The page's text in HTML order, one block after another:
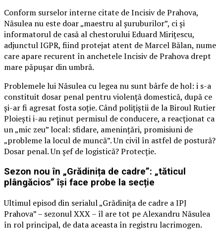
Conform surselor interne citate de Incisiv de Prahova,
Năsulea nu este doar „maestru al șuruburilor”, ci și
informatorul de casă al chestorului Eduard Mirițescu,
adjunctul IGPR, fiind protejat atent de Marcel Bălan, nume
care apare recurent în anchetele Incisiv de Prahova drept
mare păpușar din umbră.
Problemele lui Năsulea cu legea nu sunt bârfe de hol: i s-a
constituit dosar penal pentru violență domestică, după ce
și-ar fi agresat fosta soție. Când polițiștii de la Biroul Rutier
Ploiești i-au reținut permisul de conducere, a reacționat ca
un „mic zeu” local: sfidare, amenințări, promisiuni de
„probleme la locul de muncă”. Un civil în astfel de postură?
Dosar penal. Un șef de logistică? Protecție.
Sezon nou în „Grădinița de cadre”: „tăticul
plângăcios” își face probe la secție
Ultimul episod din serialul „Grădinița de cadre a IPJ
Prahova” – sezonul XXX – îl are tot pe Alexandru Năsulea
în rol principal, de data aceasta în registru lacrimogen.